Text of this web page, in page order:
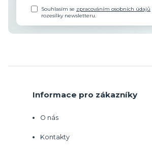
Souhlasím se zpracováním osobních údajů
rozesílky newsletteru.
Informace pro zákazníky
O nás
Kontakty